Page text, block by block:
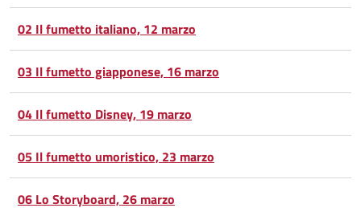
Facebook
su
Twitter
Condividi
su
Google
Plus
Condividi
su
Whatsapp
02 Il fumetto italiano, 12 marzo
03 Il fumetto giapponese, 16 marzo
04 Il fumetto Disney, 19 marzo
05 Il fumetto umoristico, 23 marzo
06 Lo Storyboard, 26 marzo